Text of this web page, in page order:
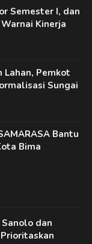
Semester I, dan
Kinerja
Lahan, Pemkot
Sungai
Bantu
Bima
dan